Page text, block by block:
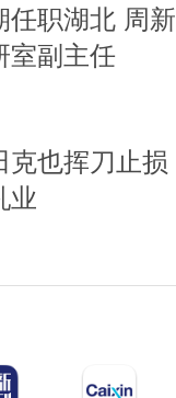
任职湖北 周新
室副主任
克也挥刀止损
业